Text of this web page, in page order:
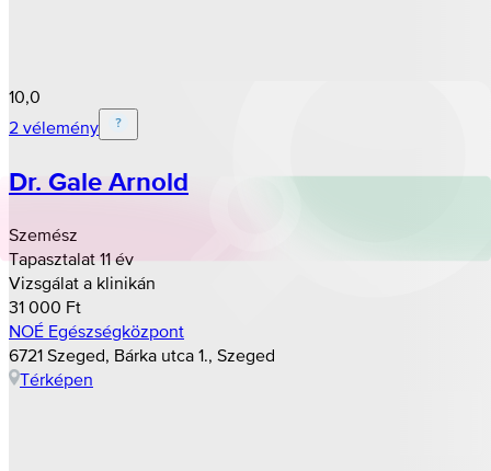
10,0
2 vélemény
Dr. Gale Arnold
Szemész
Tapasztalat 11 év
Vizsgálat a klinikán
31 000 Ft
NOÉ Egészségközpont
6721 Szeged, Bárka utca 1., Szeged
Térképen